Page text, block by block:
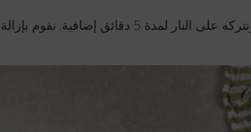
بينما نستمر في التحريك، نضيف السكر البني ونتركه على النار لمدة 5 دقائق إضافية. نقوم بإزالة